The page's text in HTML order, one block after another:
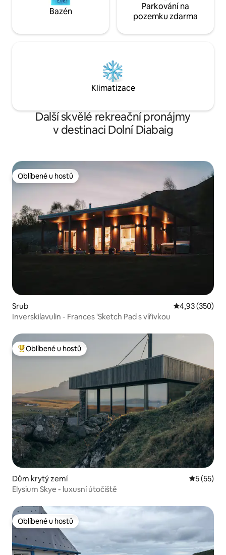
Bazén
Parkování na
pozemku zdarma
Klimatizace
Další skvělé rekreační pronájmy
v destinaci Dolní Diabaig
Oblíbené u hostů
Oblíbené u hostů
Srub Průměrné
4,93 (350)
Inverskilavulin - Frances 'Sketch Pad s vířivkou
Nejlepší v kategorii Oblíbené u hostů
Oblíbené u hostů
Dům krytý zemí Průměrné
5 (55)
Elysium Skye - luxusní útočiště
Oblíbené u hostů
Oblíbené u hostů